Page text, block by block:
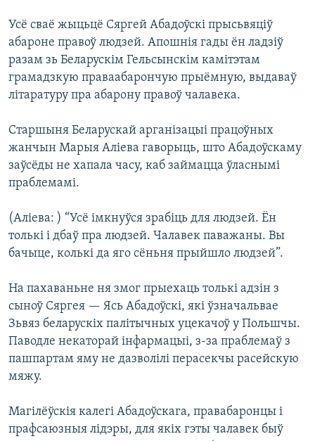
Усё сваё жыцьцё Сяргей Абадоўскі прысьвяціў
абароне правоў людзей. Апошнія гады ён ладзіў
разам зь Беларускім Гельсынскім камітэтам
грамадзкую праваабарончую прыёмную, выдаваў
літаратуру пра абарону правоў чалавека.
Старшыня Беларускай арганізацыі працоўных
жанчын Марыя Аліева гаворыць, што Абадоўскаму
заўсёды не хапала часу, каб займацца ўласнымі
праблемамі.
(Аліева: ) “Усё імкнуўся зрабіць для людзей. Ён
толькі і дбаў пра людзей. Чалавек паважаны. Вы
бачыце, колькі да яго сёньня прыйшло людзей”.
На пахаваньне ня змог прыехаць толькі адзін з
сыноў Сяргея — Ясь Абадоўскі, які ўзначальвае
Зьвяз беларускіх палітычных уцекачоў у Польшчы.
Паводле некаторай інфармацыі, з-за праблемаў з
пашпартам яму не дазволілі перасекчы расейскую
мяжу.
Магілёўскія калегі Абадоўскага, правабаронцы і
прафсаюзныя лідэры, для якіх гэты чалавек быў